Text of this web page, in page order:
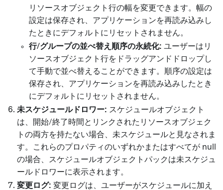
リソースオブジェクト行の幅を変更できます。幅の
設定は保存され、アプリケーションを再読み込みし
たときにデフォルトにリセットされません。
行/グループの並べ替え順序の永続化: ユーザーはリ
ソースオブジェクト行をドラッグアンドドロップし
て手動で並べ替えることができます。順序の設定は
保存され、アプリケーションを再読み込みしたとき
にデフォルトにリセットされません。
未スケジュールドロワー: スケジュールオブジェクト
は、開始/終了時間とリンクされたリソースオブジェク
トの両方を持たない場合、未スケジュールと見なされま
す。これらのプロパティのいずれかまたはすべてが null
の場合、スケジュールオブジェクトパックは未スケジュ
ールドロワーに表示されます。
変更ログ: 変更ログは、ユーザーがスケジュールに加え